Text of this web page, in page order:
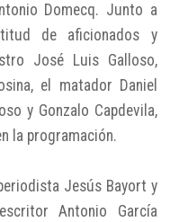
Domecq. Junto a
de aficionados y
José Luis Galloso,
el matador Daniel
y Gonzalo Capdevila,
la programación.
Jesús Bayort y
Antonio García